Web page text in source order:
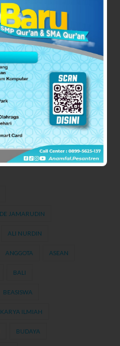
JAMARUDIN
ALI NURDIN
ANGGOTA ASEAN
BALI
BEASISWA
ILMIAH
BUDAYA